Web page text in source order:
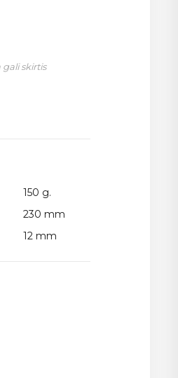
skirtis
150 g.
230 mm
12 mm